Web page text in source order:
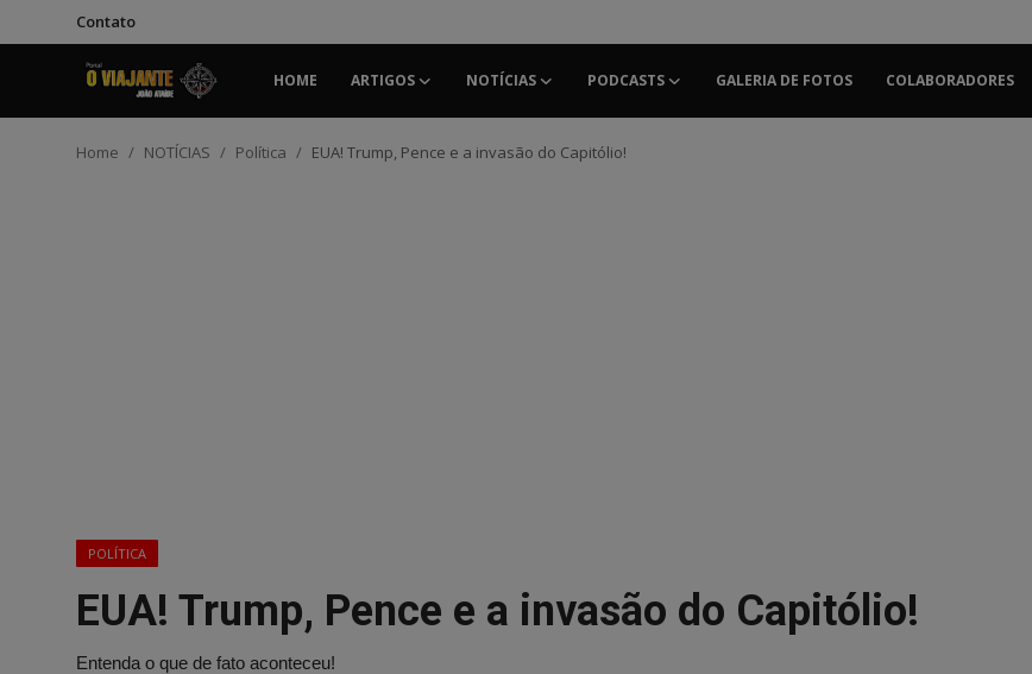
Contato
HOME ARTIGOS NOTÍCIAS PODCASTS GALERIA DE FOTOS COLABORADORES
Home NOTÍCIAS Política EUA! Trump, Pence e a invasão do Capitólio!
POLÍTICA
EUA! Trump, Pence e a invasão do Capitólio!
Entenda o que de fato aconteceu!